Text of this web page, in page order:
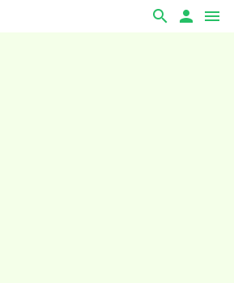
search person menu